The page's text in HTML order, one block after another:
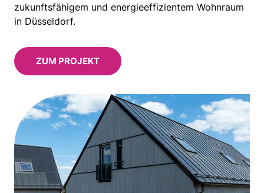
zukunftsfähigem und energieeffizientem Wohnraum
in Düsseldorf.
ZUM PROJEKT